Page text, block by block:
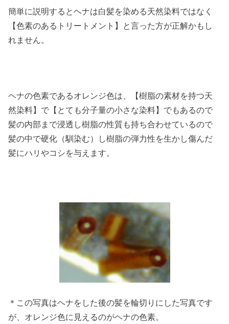
簡単に説明するとヘナは白髪を染める天然染料ではなく
【色素のあるトリートメント】と言った方が正解かもし
れません。
ヘナの色素であるオレンジ色は、【樹脂の素材を持つ天
然染料】で【とても分子量の小さな染料】でもあるので
髪の内部まで浸透し樹脂の性質も持ち合わせているので
髪の中で硬化（馴染む）し樹脂の弾力性を生かし傷んだ
髪にハリやコシを与えます。
＊この写真はヘナをした後の髪を輪切りにした写真です
が、オレンジ色に見えるのがヘナの色素。